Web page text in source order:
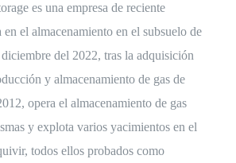
es una empresa de reciente
en el almacenamiento en el subsuelo de
del 2022, tras la adquisición
y almacenamiento de gas de
opera el almacenamiento de gas
y explota varios yacimientos en el
todos ellos probados como